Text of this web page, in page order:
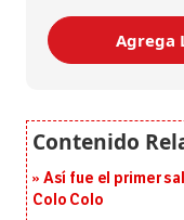
Agrega
Así fue el primer
Colo Colo